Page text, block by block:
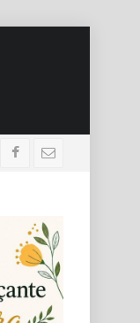
a presença de mais de